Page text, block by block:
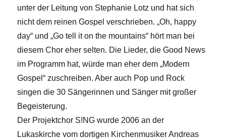
unter der Leitung von Stephanie Lotz und hat sich
nicht dem reinen Gospel verschrieben. „Oh, happy
day“ und „Go tell it on the mountains“ hört man bei
diesem Chor eher selten. Die Lieder, die Good News
im Programm hat, würde man eher dem „Modern
Gospel“ zuschreiben. Aber auch Pop und Rock
singen die 30 Sängerinnen und Sänger mit großer
Begeisterung.
Der Projektchor S!NG wurde 2006 an der
Lukaskirche vom dortigen Kirchenmusiker Andreas